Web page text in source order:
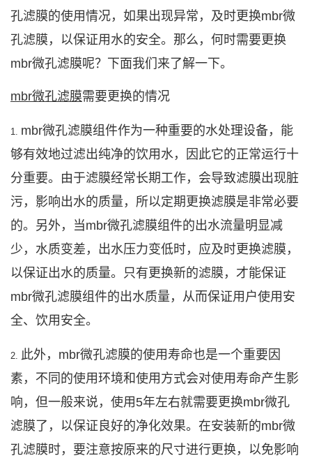
孔滤膜的使用情况，如果出现异常，及时更换mbr微
孔滤膜 ，以保证用水的安全。那么，何时需要更换
mbr微孔滤膜呢？下面我们来了解一下。
mbr微孔滤膜需要更换的情况
1. mbr微孔滤膜组件作为一种重要的水处理设备，能
够有效地过滤出纯净的饮用水，因此它的正常运行十
分重要。由于滤膜经常长期工作，会导致滤膜出现脏
污，影响出水的质量，所以定期更换滤膜是非常必要
的。另外，当mbr微孔滤膜组件的出水流量明显减
少，水质变差，出水压力变低时，应及时更换滤膜，
以保证出水的质量。只有更换新的滤膜，才能保证
mbr微孔滤膜组件的出水质量，从而保证用户使用安
全、饮用安全。
2. 此外， mbr微孔滤膜的使用寿命也是一个重要因
素，不同的使用环境和使用方式会对使用寿命产生影
响，但一般来说，使用 5年左右就需要更换mbr微孔
滤膜 了，以保证良好的净化效果。在安装新的mbr微
孔滤膜时，要注意按原来的尺寸进行更换，以免影响